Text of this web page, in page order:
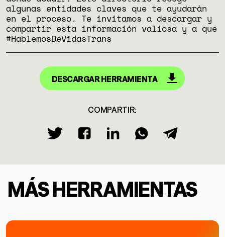
algunas entidades claves que te ayudarán
en el proceso. Te invitamos a descargar y
compartir esta información valiosa y a que
#HablemosDeVidasTrans
DESCARGAR HERRAMIENTA
COMPARTIR:
MÁS HERRAMIENTAS